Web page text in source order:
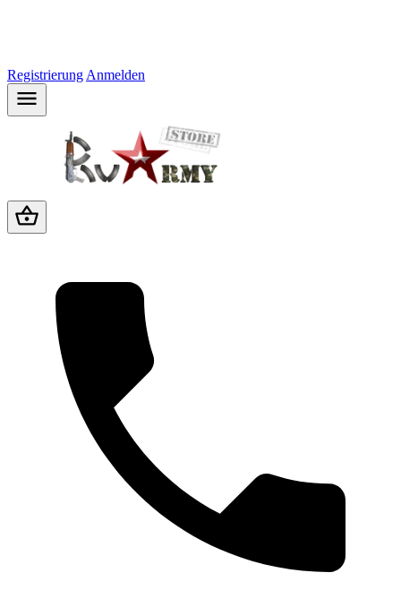
Registrierung Anmelden